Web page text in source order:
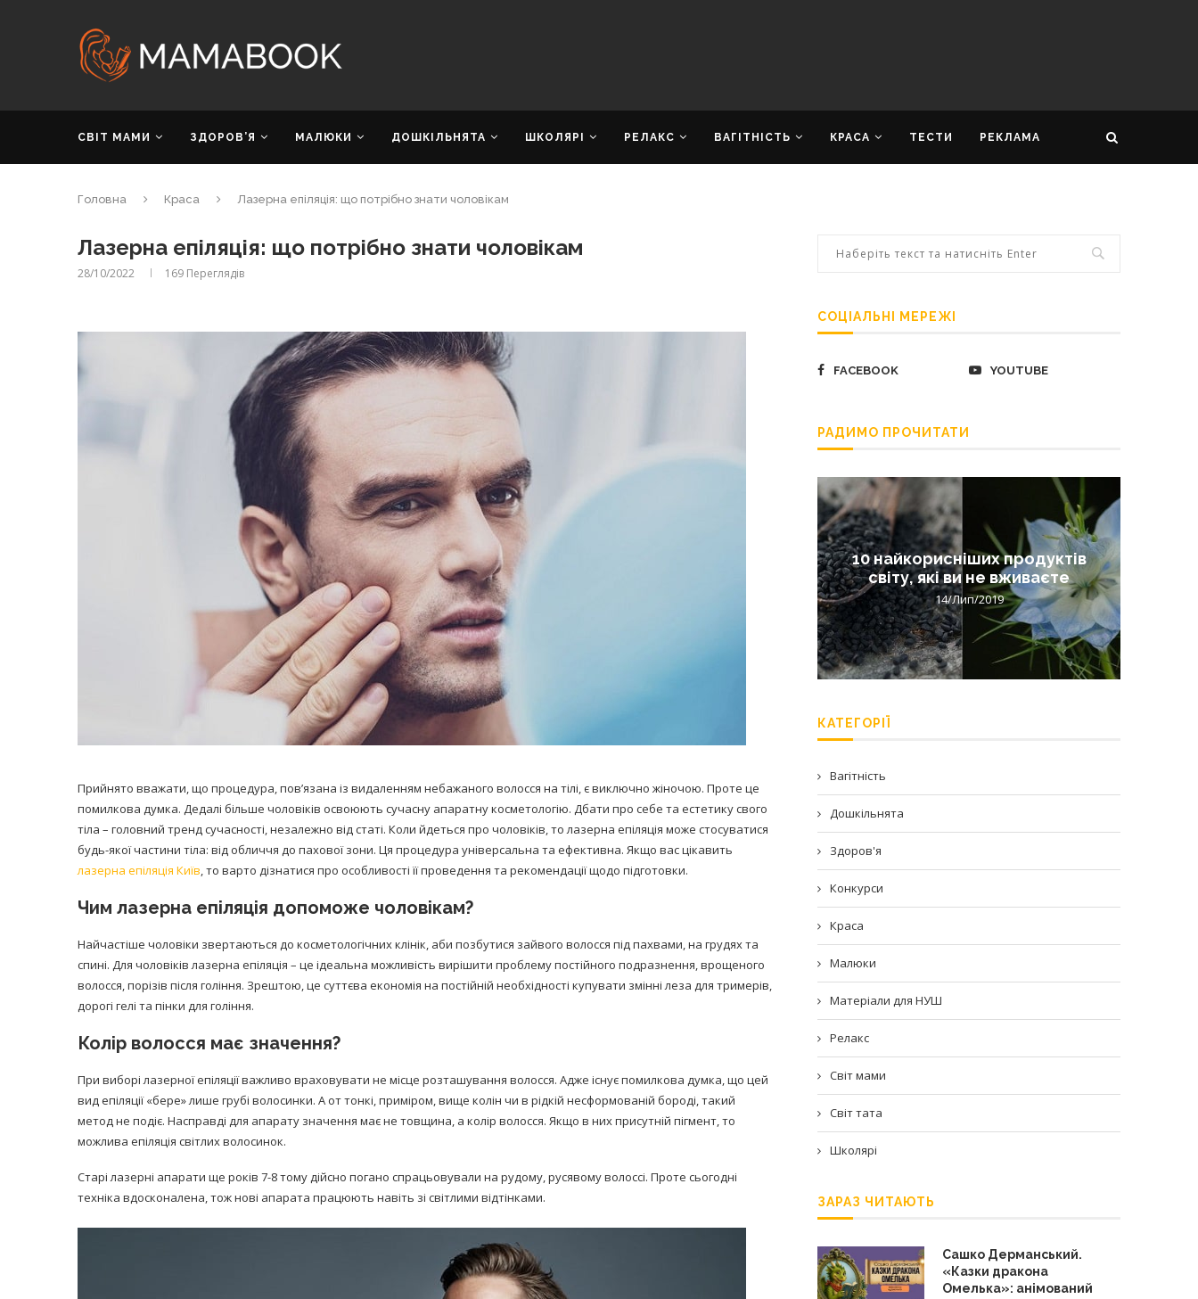
СВІТ МАМИ ЗДОРОВ’Я МАЛЮКИ ДОШКІЛЬНЯТА ШКОЛЯРІ РЕЛАКС ВАГІТНІСТЬ КРАСА ТЕСТИ РЕКЛАМА
Головна Краса Лазерна епіляція: що потрібно знати чоловікам
Лазерна епіляція: що потрібно знати чоловікам
28/10/2022 169 Переглядів
Прийнято вважати, що процедура, пов’язана із видаленням небажаного волосся на тілі, є виключно жіночою. Проте це
помилкова думка. Дедалі більше чоловіків освоюють сучасну апаратну косметологію. Дбати про себе та естетику свого
тіла – головний тренд сучасності, незалежно від статі. Коли йдеться про чоловіків, то лазерна епіляція може стосуватися
будь-якої частини тіла: від обличчя до пахової зони. Ця процедура універсальна та ефективна. Якщо вас цікавить
лазерна епіляція Київ, то варто дізнатися про особливості її проведення та рекомендації щодо підготовки.
Чим лазерна епіляція допоможе чоловікам?
Найчастіше чоловіки звертаються до косметологічних клінік, аби позбутися зайвого волосся під пахвами, на грудях та
спині. Для чоловіків лазерна епіляція – це ідеальна можливість вирішити проблему постійного подразнення, врощеного
волосся, порізів після гоління. Зрештою, це суттєва економія на постійній необхідності купувати змінні леза для тримерів,
дорогі гелі та пінки для гоління.
Колір волосся має значення?
При виборі лазерної епіляції важливо враховувати не місце розташування волосся. Адже існує помилкова думка, що цей
вид епіляції «бере» лише грубі волосинки. А от тонкі, приміром, вище колін чи в рідкій несформованій бороді, такий
метод не подіє. Насправді для апарату значення має не товщина, а колір волосся. Якщо в них присутній пігмент, то
можлива епіляція світлих волосинок.
Старі лазерні апарати ще років 7-8 тому дійсно погано спрацьовували на рудому, русявому волоссі. Проте сьогодні
техніка вдосконалена, тож нові апарата працюють навіть зі світлими відтінками.
СОЦІАЛЬНІ МЕРЕЖІ
FACEBOOK YOUTUBE
РАДИМО ПРОЧИТАТИ
Лікарі назвали симптоми
коронавірусу в дітей
14/Бер/2020
10 найкорисніших продуктів
світу, які ви не вживаєте
14/Лип/2019
КАТЕГОРІЇ
Вагітність
Дошкільнята
Здоров'я
Конкурси
Краса
Малюки
Матеріали для НУШ
Релакс
Світ мами
Світ тата
Школярі
ЗАРАЗ ЧИТАЮТЬ
Сашко Дерманський.
«Казки дракона
Омелька»: анімований